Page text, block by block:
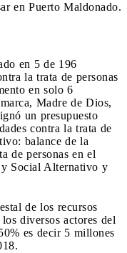
en Puerto Maldonado.
en 5 de 196
la trata de personas
en solo 6
Madre de Dios,
un presupuesto
contra la trata de
balance de la
de personas en el
Social Alternativo y
de los recursos
diversos actores del
es decir 5 millones